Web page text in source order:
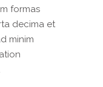
formas
decima et
minim